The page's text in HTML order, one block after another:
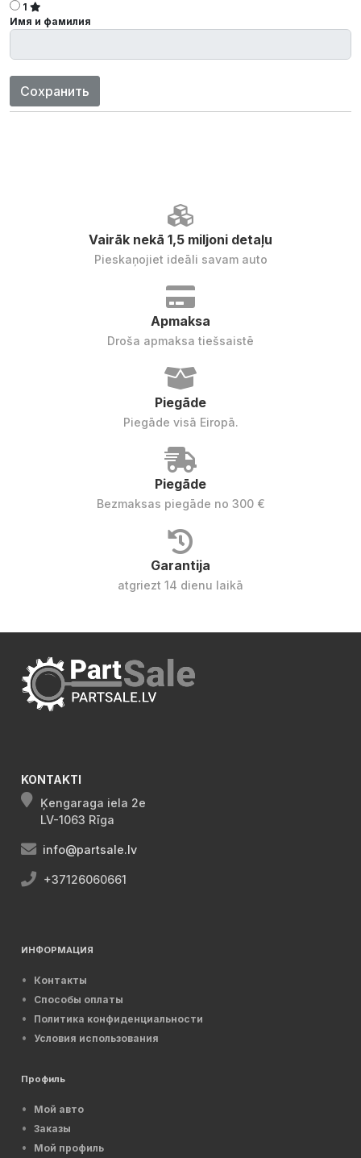
1
Имя и фамилия
Сохранить
Vairāk nekā 1,5 miljoni detaļu
Pieskaņojiet ideāli savam auto
Apmaksa
Droša apmaksa tiešsaistē
Piegāde
Piegāde visā Eiropā.
Piegāde
Bezmaksas piegāde no 300 €
Garantija
atgriezt 14 dienu laikā
KONTAKTI
Ķengaraga iela 2e
LV-1063 Rīga
info@partsale.lv
+37126060661
ИНФОРМАЦИЯ
Контакты
Способы оплаты
Политика конфиденциальности
Условия использования
Профиль
Мой авто
Заказы
Мой профиль